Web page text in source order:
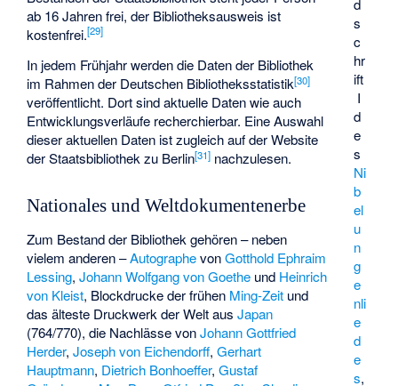
d
s
c
hr
ift
I
d
e
s
Ni
b
el
u
n
g
e
nli
e
d
e
s,
ab 16 Jahren frei, der Bibliotheksausweis ist
kostenfrei.[29]
In jedem Frühjahr werden die Daten der Bibliothek
im Rahmen der Deutschen Bibliotheksstatistik[30]
veröffentlicht. Dort sind aktuelle Daten wie auch
Entwicklungsverläufe recherchierbar. Eine Auswahl
dieser aktuellen Daten ist zugleich auf der Website
der Staatsbibliothek zu Berlin[31] nachzulesen.
Nationales und Weltdokumentenerbe
Zum Bestand der Bibliothek gehören – neben
vielem anderen –AutographevonGotthold Ephraim
Lessing,Johann Wolfgang von Goethe und Heinrich
von Kleist, Blockdrucke der frühen Ming-Zeit und
das älteste Druckwerk der Welt ausJapan
(764/770), die Nachlässe vonJohann Gottfried
Herder,Joseph von Eichendorff,Gerhart
Hauptmann, Dietrich Bonhoeffer,Gustaf